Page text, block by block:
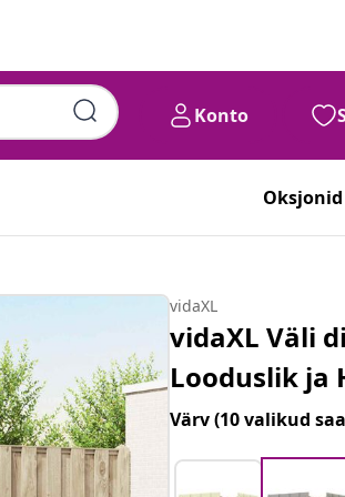
Konto
Oksjonid
vidaXL
vidaXL Väli
Looduslik ja
Värv(10 valikud